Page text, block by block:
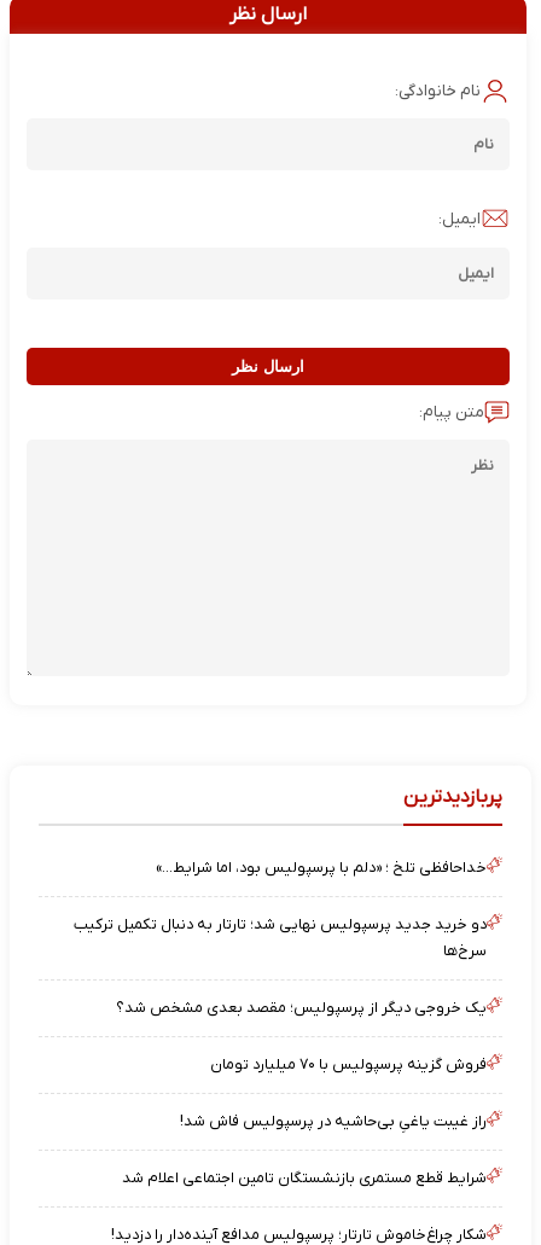
ارسال نظر
نام خانوادگی:
ایمیل:
ارسال نظر
متن پیام:
پربازدیدترین
خداحافظی تلخ ؛ «دلم با پرسپولیس بود، اما شرایط…»
دو خرید جدید پرسپولیس نهایی شد؛ تارتار به دنبال تکمیل ترکیب
سرخ‌ها
یک خروجی دیگر از پرسپولیس؛ مقصد بعدی مشخص شد؟
فروش گزینه پرسپولیس با ۷۰ میلیارد تومان
راز غیبت یاغیِ بی‌حاشیه در پرسپولیس فاش شد!
شرایط قطع مستمری بازنشستگان تامین اجتماعی اعلام شد
شکار چراغ‌خاموش تارتار؛ پرسپولیس مدافع آینده‌دار را دزدید!